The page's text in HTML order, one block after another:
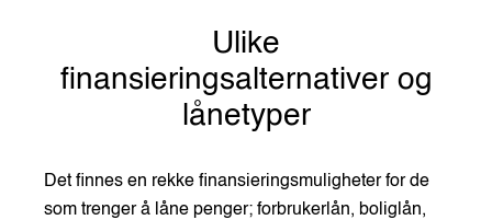
Ulike
finansieringsalternativer og
lånetyper
Det finnes en rekke finansieringsmuligheter for de
som trenger å låne penger; forbrukerlån, boliglån,